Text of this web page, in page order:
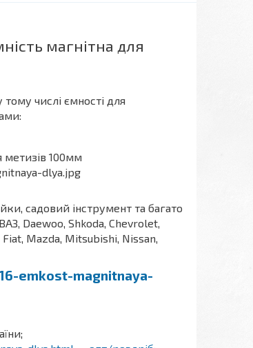
магнітна для
числі ємності для
садовий інструмент та багато
Daewoo, Shkoda, Chevrolet,
Fiat, Mazda, Mitsubishi, Nissan,
emkost-magnitnaya-